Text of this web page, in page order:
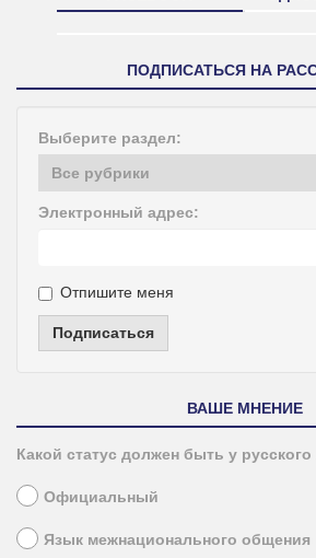
ПОДПИСАТЬСЯ НА
Выберите раздел:
Электронный адрес:
Отпишите меня
Подписаться
ВАШЕ МНЕНИЕ
Какой статус должен быть у русского
Официальный
Язык межнационального общения